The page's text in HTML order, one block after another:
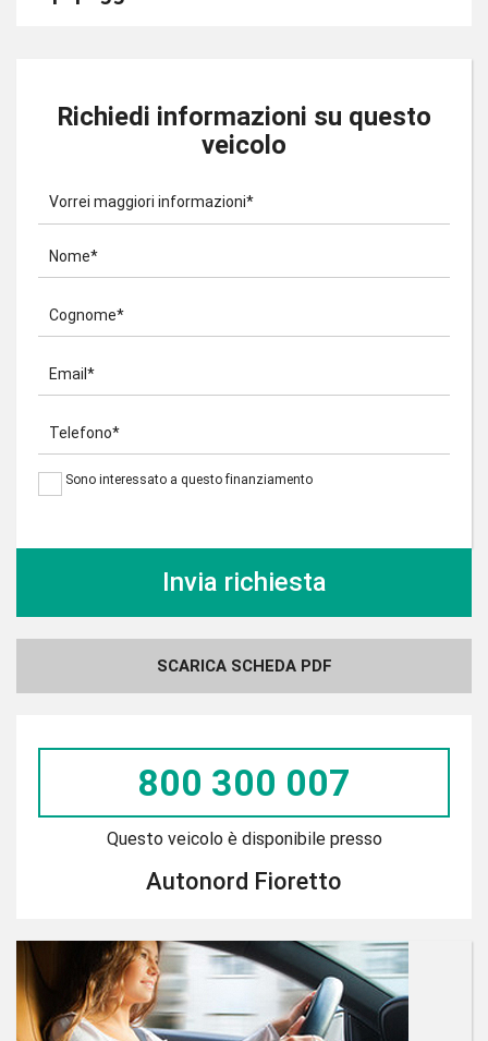
Richiedi informazioni su questo
veicolo
Vorrei maggiori informazioni*
Nome*
Cognome*
Email*
Telefono*
Sono interessato a questo finanziamento
SCARICA SCHEDA PDF
800 300 007
Questo veicolo è disponibile presso
Autonord Fioretto